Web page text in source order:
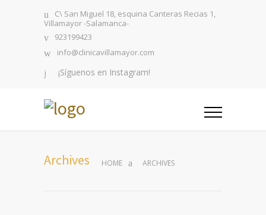
C\ San Miguel 18, esquina Canteras Recias 1,
Villamayor -Salamanca-
923199423
info@clinicavillamayor.com
¡Síguenos en Instagram!
Archives HOME ARCHIVES